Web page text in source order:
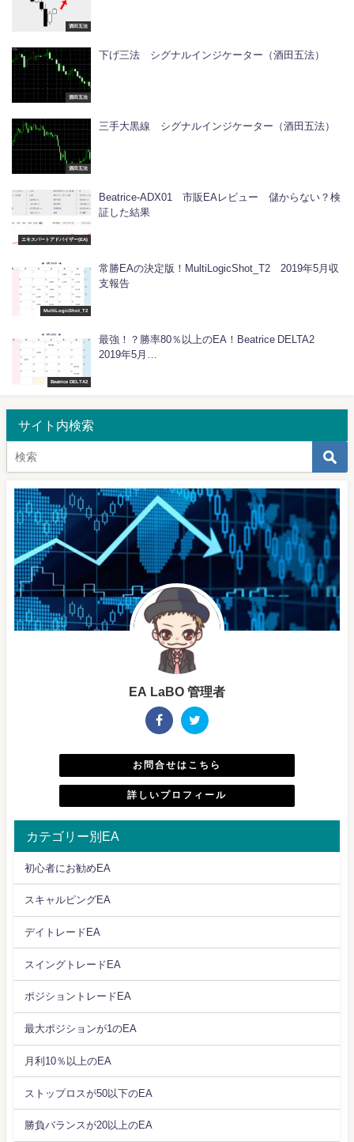
酒田五法
酒田五法
下げ三法 シグナルインジケーター（酒田五法）
酒田五法
三手大黒線 シグナルインジケーター（酒田五法）
エキスパートアドバイザー(EA)
Beatrice-ADX01 市販EAレビュー 儲からない？検
証した結果
MultiLogicShot_T2
常勝EAの決定版！MultiLogicShot_T2 2019年5月収
支報告
Beatrice DELTA2
最強！？勝率80％以上のEA！Beatrice DELTA2
2019年5月…
サイト内検索
EA LaBO 管理者
お問合せはこちら
詳しいプロフィール
カテゴリー別EA
初心者にお勧めEA
スキャルピングEA
デイトレードEA
スイングトレードEA
ポジショントレードEA
最大ポジションが1のEA
月利10％以上のEA
ストップロスが50以下のEA
勝負バランスが20以上のEA